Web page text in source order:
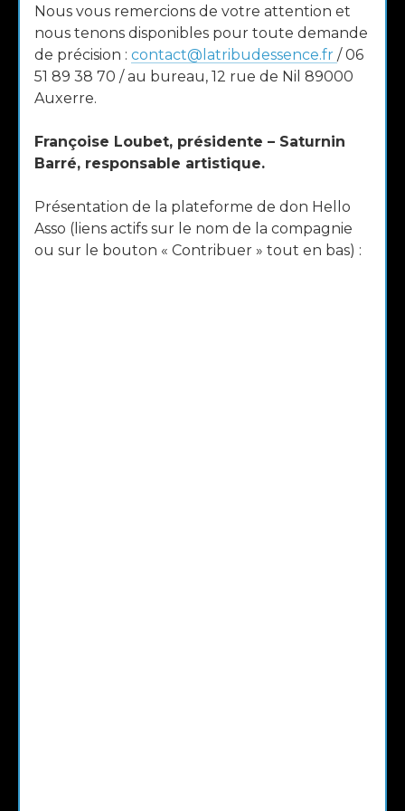
Nous vous remercions de votre attention et
nous tenons disponibles pour toute demande
de précision : contact@latribudessence.fr / 06
51 89 38 70 / au bureau, 12 rue de Nil 89000
Auxerre.
Françoise Loubet, présidente – Saturnin
Barré, responsable artistique.
Présentation de la plateforme de don Hello
Asso (liens actifs sur le nom de la compagnie
ou sur le bouton « Contribuer » tout en bas) :